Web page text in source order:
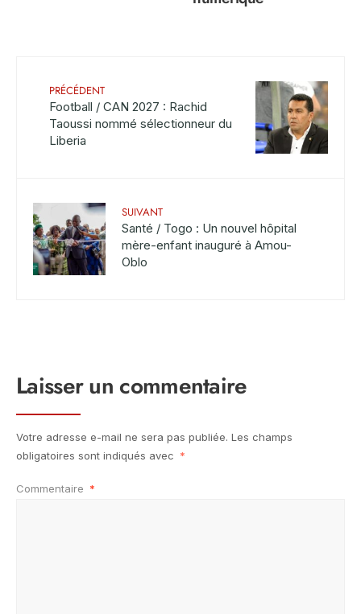
PRÉCÉDENT
Football / CAN 2027 : Rachid
Taoussi nommé sélectionneur du
Liberia
SUIVANT
Santé / Togo : Un nouvel hôpital
mère-enfant inauguré à Amou-
Oblo
Laisser un commentaire
Votre adresse e-mail ne sera pas publiée. Les champs
obligatoires sont indiqués avec *
Commentaire *